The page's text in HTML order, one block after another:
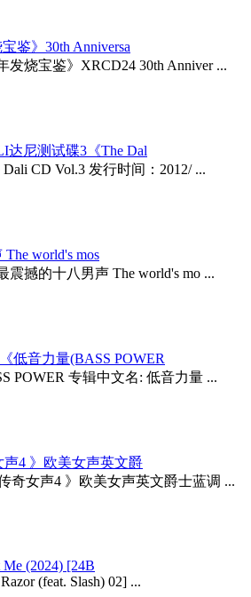
鉴》30th Anniversa
发烧宝鉴》XRCD24 30th Anniver ...
尼测试碟3《The Dal
CD Vol.3 发行时间：2012/ ...
world's mos
震撼的十八男声 The world's mo ...
低音力量(BASS POWER
POWER 专辑中文名: 低音力量 ...
4 》欧美女声英文爵
奇女声4 》欧美女声英文爵士蓝调 ...
(2024) [24B
(feat. Slash) 02] ...